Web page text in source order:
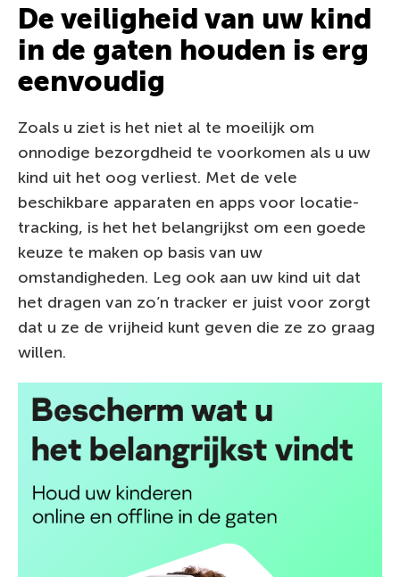
De veiligheid van uw kind
in de gaten houden is erg
eenvoudig
Zoals u ziet is het niet al te moeilijk om
onnodige bezorgdheid te voorkomen als u uw
kind uit het oog verliest. Met de vele
beschikbare apparaten en apps voor locatie-
tracking, is het het belangrijkst om een goede
keuze te maken op basis van uw
omstandigheden. Leg ook aan uw kind uit dat
het dragen van zo’n tracker er juist voor zorgt
dat u ze de vrijheid kunt geven die ze zo graag
willen.